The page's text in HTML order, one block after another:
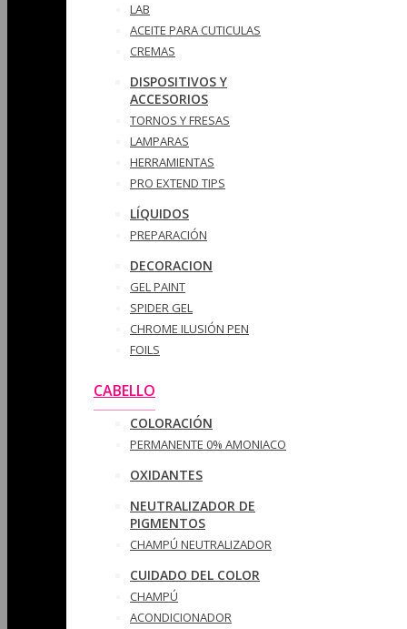
LAB
ACEITE PARA CUTICULAS
CREMAS
DISPOSITIVOS Y
ACCESORIOS
TORNOS Y FRESAS
LAMPARAS
HERRAMIENTAS
PRO EXTEND TIPS
LÍQUIDOS
PREPARACIÓN
DECORACION
GEL PAINT
SPIDER GEL
CHROME ILUSIÓN PEN
FOILS
CABELLO
COLORACIÓN
PERMANENTE 0% AMONIACO
OXIDANTES
NEUTRALIZADOR DE
PIGMENTOS
CHAMPÚ NEUTRALIZADOR
CUIDADO DEL COLOR
CHAMPÚ
ACONDICIONADOR